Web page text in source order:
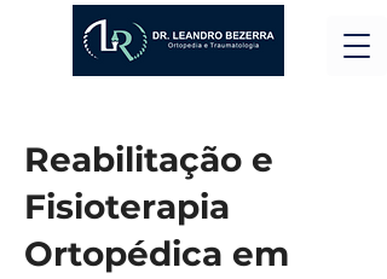
Reabilitação e
Fisioterapia
Ortopédica em